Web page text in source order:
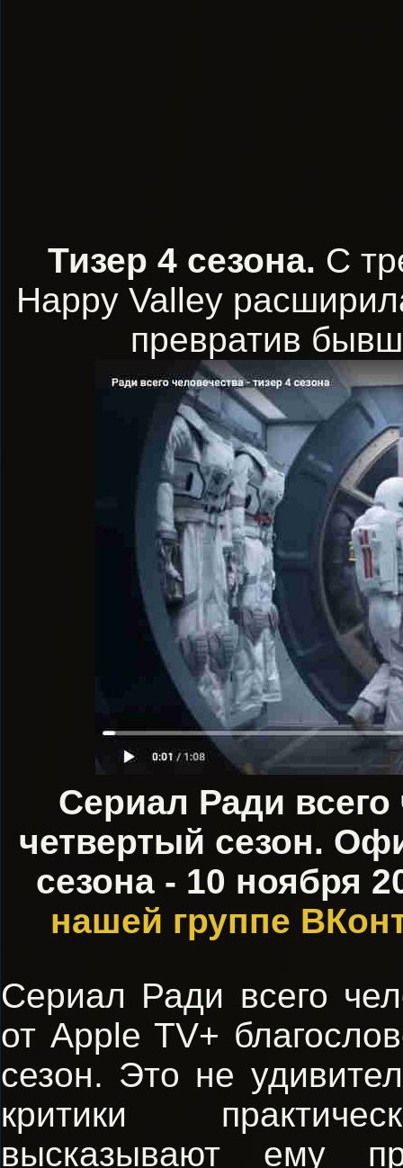
Тизер 4 сезона. С
Happy Valley
превратив
Сериал Ради
четвертый сезон.
сезона - 10 ноября
нашей группе
Сериал Ради всего
от Apple TV+
сезон. Это не
критики
высказывают ему